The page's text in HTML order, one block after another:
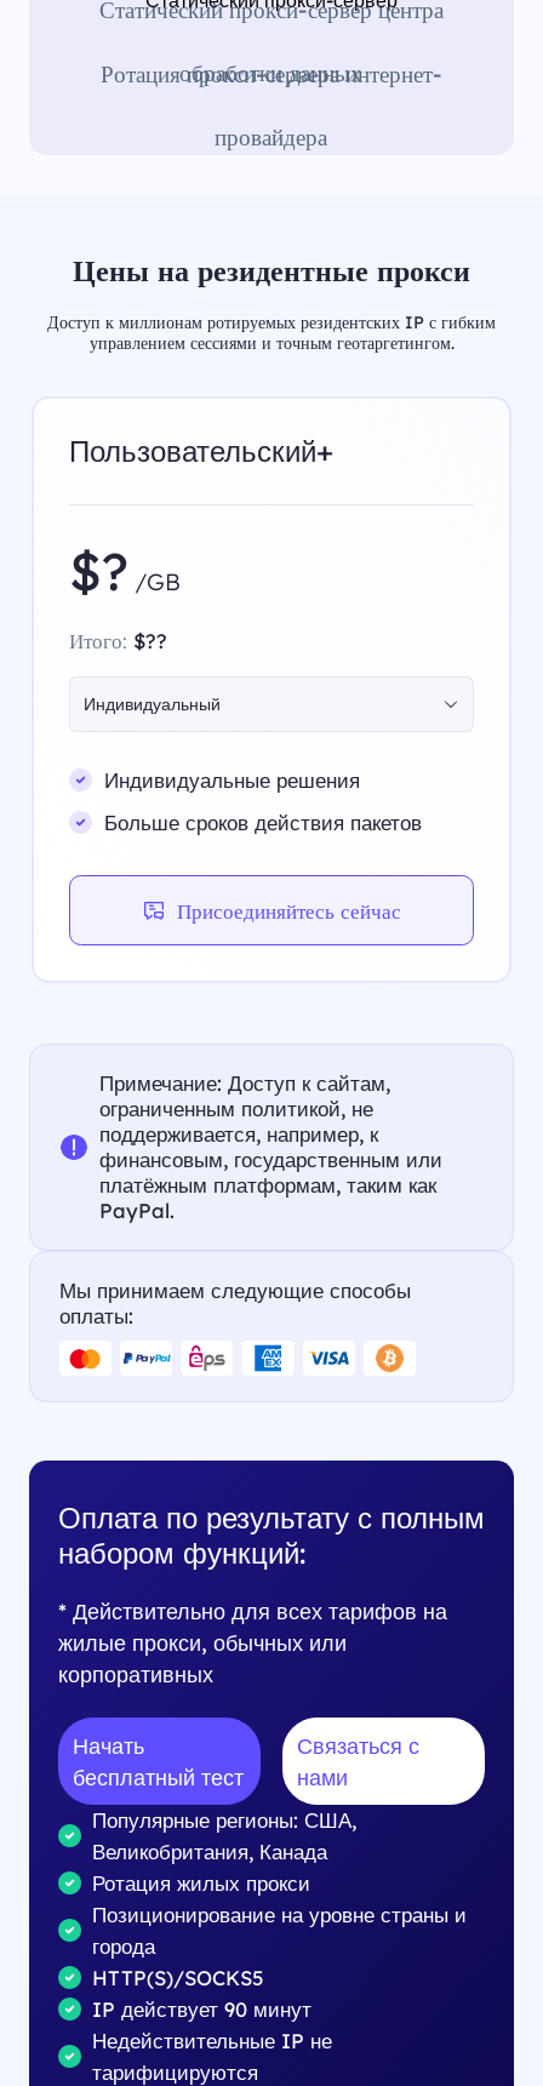
Статический прокси-сервер центра
обработки данных
Ротация прокси-сервера интернет-
провайдера
Цены на резидентные прокси
Доступ к миллионам ротируемых резидентских IP с гибким
управлением сессиями и точным геотаргетингом.
Пользовательский+
$? /GB
Итого: $??
Индивидуальный
Индивидуальные решения
Больше сроков действия пакетов
Присоединяйтесь сейчас
Примечание: Доступ к сайтам,
ограниченным политикой, не
поддерживается, например, к
финансовым, государственным или
платёжным платформам, таким как
PayPal.
Мы принимаем следующие способы
оплаты:
Оплата по результату с полным
набором функций:
* Действительно для всех тарифов на
жилые прокси, обычных или
корпоративных
Начать
бесплатный тест
Связаться с
нами
Популярные регионы: США,
Великобритания, Канада
Ротация жилых прокси
Позиционирование на уровне страны и
города
HTTP(S)/SOCKS5
IP действует 90 минут
Недействительные IP не
тарифицируются